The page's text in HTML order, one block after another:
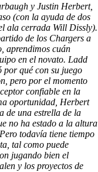
y Justin Herbert,
(con la ayuda de dos
ala cerrada Will Dissly).
de los Chargers a
aprendimos cuán
en el novato. Ladd
por qué con su juego
pero por el momento
confiable en la
oportunidad, Herbert
de una estrella de la
no ha estado a la altura
todavía tiene tiempo
tal como puede
jugando bien el
y los proyectos de